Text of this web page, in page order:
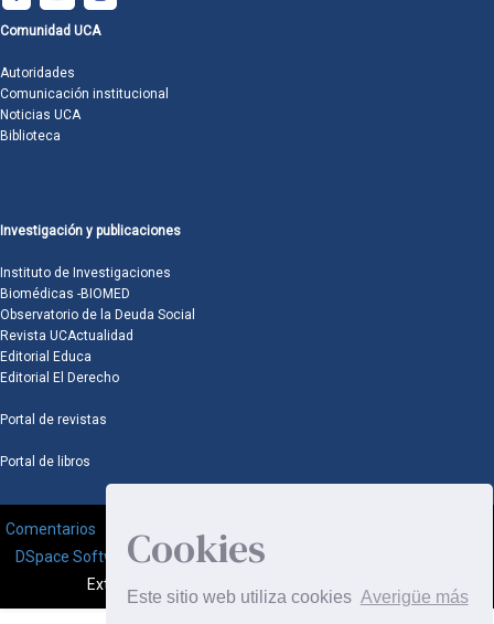
Cookies
Este sitio web utiliza cookies Averigüe más
Comunidad UCA
Autoridades
Comunicación institucional
Noticias UCA
Biblioteca
Investigación y publicaciones
Instituto de Investigaciones
Biomédicas -BIOMED
Observatorio de la Deuda Social
Revista UCActualidad
Editorial Educa
Editorial El Derecho
Portal de revistas
Portal de libros
Comentarios
DSpace SoftwareCopyright © 2002-2008
Extensión mantenida y optimizado por